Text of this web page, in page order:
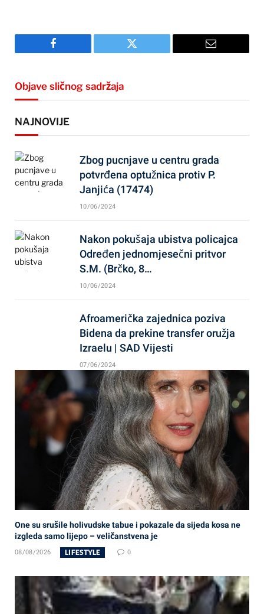
Facebook Twitter Email
Objave sličnog sadržaja
NAJNOVIJE
Zbog pucnjave u centru grada
potvrđena optužnica protiv P.
Janjića (17474)
10/06/2024
Nakon pokušaja ubistva policajca
Određen jednomjesečni pritvor
S.M. (Brčko, 8…
10/06/2024
Afroamerička zajednica poziva
Bidena da prekine transfer oružja
Izraelu | SAD Vijesti
07/06/2024
One su srušile holivudske tabue i pokazale da sijeda kosa ne
izgleda samo lijepo – veličanstvena je
08/08/2026 LIFESTYLE 0